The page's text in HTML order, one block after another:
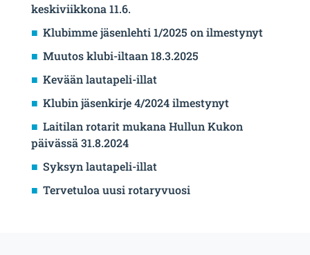
keskiviikkona 11.6.
Klubimme jäsenlehti 1/2025 on ilmestynyt
Muutos klubi-iltaan 18.3.2025
Kevään lautapeli-illat
Klubin jäsenkirje 4/2024 ilmestynyt
Laitilan rotarit mukana Hullun Kukon
päivässä 31.8.2024
Syksyn lautapeli-illat
Tervetuloa uusi rotaryvuosi